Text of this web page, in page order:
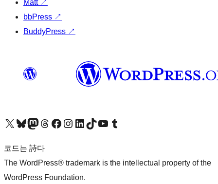
Matt ↗
bbPress ↗
BuddyPress ↗
X(이전 트위터) 계정 방문하기블루스카이 계정 방문하기마스토돈 계정 방문하기스레드 계정 방문하기 페이스북 페이지 방문하기인스타그램 계정 방문하기 LinkedIn 계정 방문하기틱톡 계정 방문하기유튜브 채널 방문하기 텀블러 계정 방문하기
코드는 詩다
The WordPress® trademark is the intellectual property of the
WordPress Foundation.